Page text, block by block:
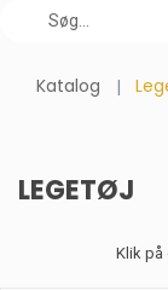
Katalog
LEGETØJ
Klik på